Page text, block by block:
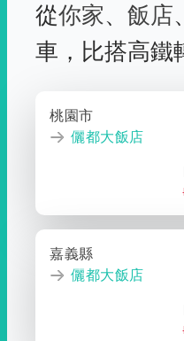
從你家、 飯店、
車， 比搭高鐵
桃園市
儷都大飯店
嘉義縣
儷都大飯店